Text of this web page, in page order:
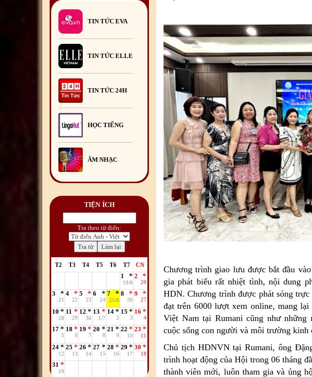
TIN TỨC EVA
TIN TỨC ELLE
TIN TỨC 24H
HỌC TIẾNG
ÂM NHẠC
TIỆN ÍCH
Tra theo từ điển:
T2 T3 T4 T5 T6 T7 CN
1
19/6
2
20
3
21
4
22
5
23
6
24
7
25/6
8
26
9
27
10
28
11
29
12
30
13
1/7
14
2
15
3
16
4
17
5
18
6
19
7
20
8
21
9
22
10
23
11
24
12
25
13
26
14
27
15
28
16
29
17
30
18
31
19
Chương trình giao lưu được bắt đầu
gia phát biểu rất nhiệt tình, nội dung
HDN. Chương trình được phát sóng trực
đạt trên 6000 lượt xem online, mang
Việt Nam tại Rumani cũng như những
cuộc sống con người và môi trường kinh
Chủ tịch HDNVN tại Rumani, ông
trình hoạt động của Hội trong 06 tháng
thành viên mới, luôn tham gia và ủng